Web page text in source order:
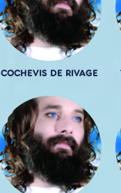
COCHEVIS DE RIVAGE